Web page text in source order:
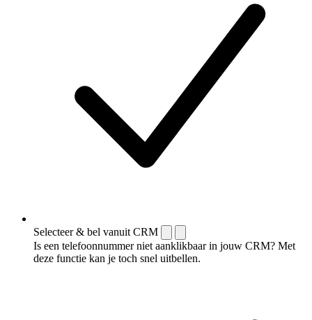
Selecteer & bel vanuit CRM
Is een telefoonnummer niet aanklikbaar in jouw CRM? Met
deze functie kan je toch snel uitbellen.